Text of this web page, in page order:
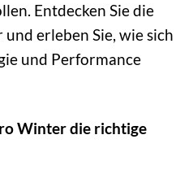
Entdecken Sie die
erleben Sie, wie sich
und Performance
Winter die richtige